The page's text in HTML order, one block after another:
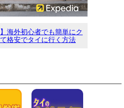
海外初心者でも簡単にク
格安でタイに行く方法